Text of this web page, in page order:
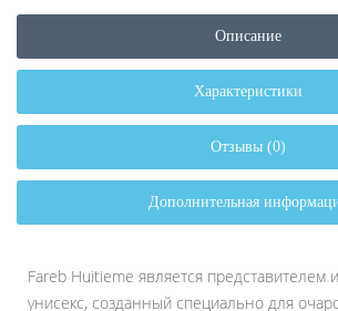
Описание
Характеристики
Отзывы (0)
Дополнительная
Fareb Huitieme является представителем
унисекс, созданный специально для